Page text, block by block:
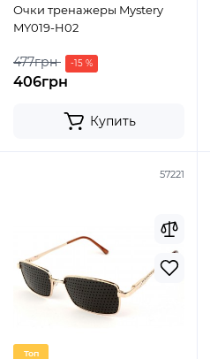
Очки тренажеры Mystery
MY019-H02
477грн -15 %
406грн
Купить
57221
Топ